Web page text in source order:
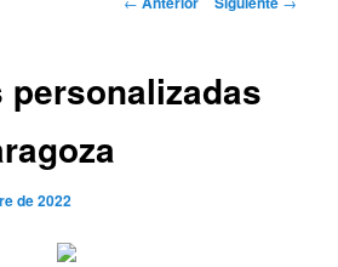
personalizadas
de 2022